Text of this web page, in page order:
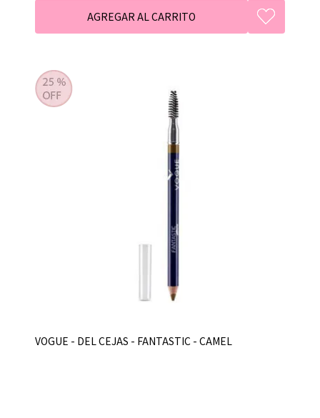
VOGUE - DEL CEJAS - FANTASTIC - CAMEL